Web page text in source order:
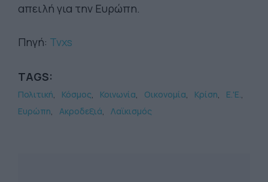
απειλή για την Ευρώπη.
Πηγή: Tvxs
TAGS:
Πολιτική Κόσμος Κοινωνία Οικονομία Κρίση
Ε.'Ε.
Ευρώπη
Ακροδεξιά Λαϊκισμός